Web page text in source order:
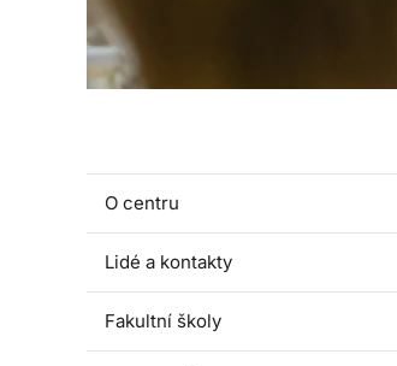
O centru
Lidé a kontakty
Fakultní školy